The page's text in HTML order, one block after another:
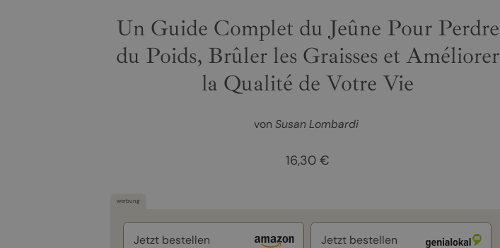
Un Guide Complet du Jeûne Pour Perdre
du Poids, Brûler les Graisses et Améliorer
la Qualité de Votre Vie
von Susan Lombardi
16,30 €
werbung
Jetzt bestellen Jetzt bestellen